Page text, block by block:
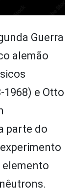
Guerra
alemão
1968) e Otto
parte do
elemento